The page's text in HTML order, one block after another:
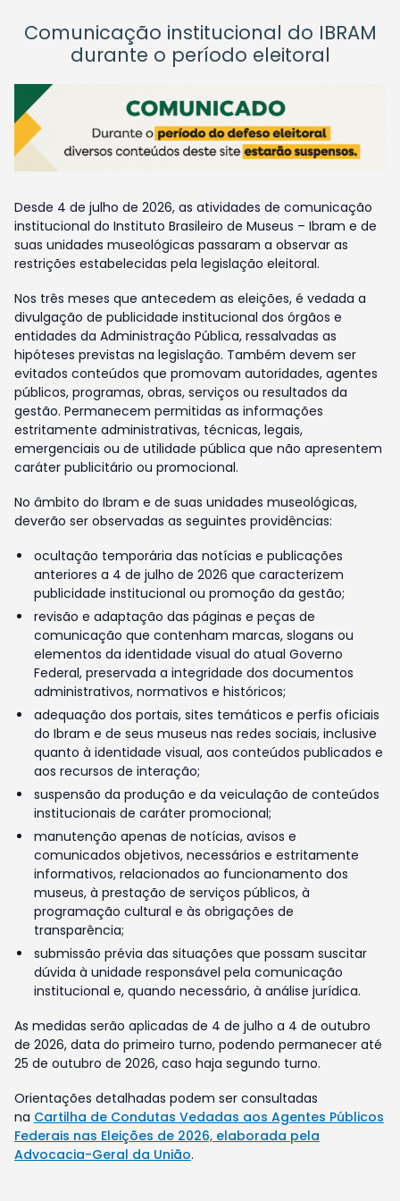
Comunicação institucional do IBRAM
durante o período eleitoral
Desde 4 de julho de 2026, as atividades de comunicação
institucional do Instituto Brasileiro de Museus – Ibram e de
suas unidades museológicas passaram a observar as
restrições estabelecidas pela legislação eleitoral.
Nos três meses que antecedem as eleições, é vedada a
divulgação de publicidade institucional dos órgãos e
entidades da Administração Pública, ressalvadas as
hipóteses previstas na legislação. Também devem ser
evitados conteúdos que promovam autoridades, agentes
públicos, programas, obras, serviços ou resultados da
gestão. Permanecem permitidas as informações
estritamente administrativas, técnicas, legais,
emergenciais ou de utilidade pública que não apresentem
caráter publicitário ou promocional.
No âmbito do Ibram e de suas unidades museológicas,
deverão ser observadas as seguintes providências:
ocultação temporária das notícias e publicações
anteriores a 4 de julho de 2026 que caracterizem
publicidade institucional ou promoção da gestão;
revisão e adaptação das páginas e peças de
comunicação que contenham marcas, slogans ou
elementos da identidade visual do atual Governo
Federal, preservada a integridade dos documentos
administrativos, normativos e históricos;
adequação dos portais, sites temáticos e perfis oficiais
do Ibram e de seus museus nas redes sociais, inclusive
quanto à identidade visual, aos conteúdos publicados e
aos recursos de interação;
suspensão da produção e da veiculação de conteúdos
institucionais de caráter promocional;
manutenção apenas de notícias, avisos e
comunicados objetivos, necessários e estritamente
informativos, relacionados ao funcionamento dos
museus, à prestação de serviços públicos, à
programação cultural e às obrigações de
transparência;
submissão prévia das situações que possam suscitar
dúvida à unidade responsável pela comunicação
institucional e, quando necessário, à análise jurídica.
As medidas serão aplicadas de 4 de julho a 4 de outubro
de 2026, data do primeiro turno, podendo permanecer até
25 de outubro de 2026, caso haja segundo turno.
Orientações detalhadas podem ser consultadas
na Cartilha de Condutas Vedadas aos Agentes Públicos
Federais nas Eleições de 2026, elaborada pela
Advocacia-Geral da União.